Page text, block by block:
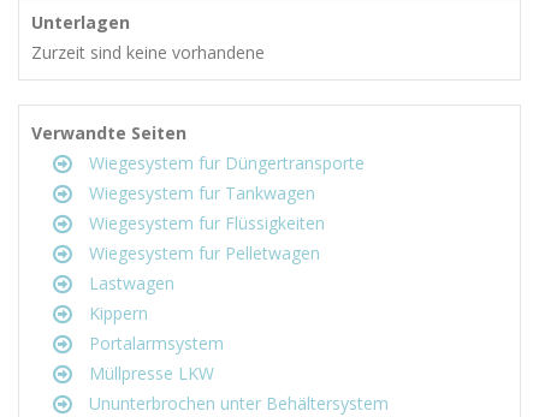
Unterlagen
Zurzeit sind keine vorhandene
Verwandte Seiten
Wiegesystem fur Düngertransporte
Wiegesystem fur Tankwagen
Wiegesystem fur Flüssigkeiten
Wiegesystem fur Pelletwagen
Lastwagen
Kippern
Portalarmsystem
Müllpresse LKW
Ununterbrochen unter Behältersystem